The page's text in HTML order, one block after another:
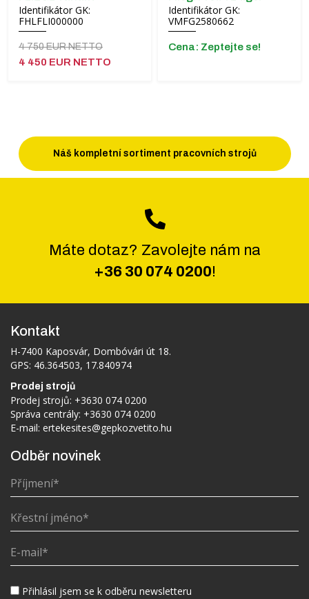
Identifikátor GK:
FHLFLI000000
4 750 EUR NETTO
4 450 EUR NETTO
Identifikátor GK:
VMFG2580662
Cena: Zeptejte se!
Náš kompletní sortiment pracovních strojů
Máte dotaz? Zavolejte nám na
+36 30 074 0200!
Kontakt
H-7400 Kaposvár, Dombóvári út 18.
GPS: 46.364503, 17.840974
Prodej strojů
Prodej strojů: +3630 074 0200
Správa centrály: +3630 074 0200
E-mail: ertekesites@gepkozvetito.hu
Odběr novinek
Přihlásil jsem se k odběru newsletteru